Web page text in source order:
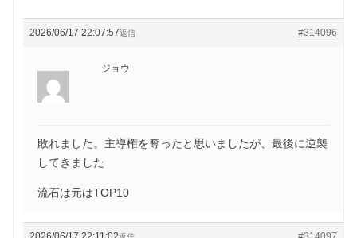
2026/06/17 22:07:57 #314096
返信
ジョウ
敗れました。主導権を奪ったと思いましたが、最後に逆襲
してきました
流石は元はTOP10